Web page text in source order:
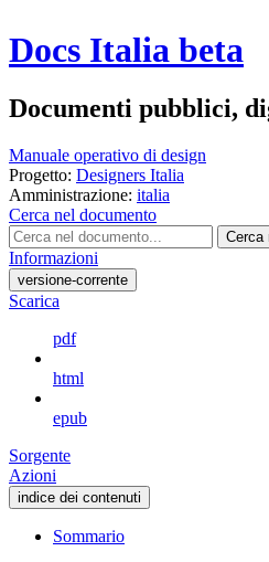
Docs Italia beta
Documenti pubblici,
Manuale operativo di design
Progetto: Designers Italia
Amministrazione: italia
Cerca nel documento
Cerca
Informazioni
versione-corrente
Scarica
pdf
html
epub
Sorgente
Azioni
indice dei contenuti
Sommario